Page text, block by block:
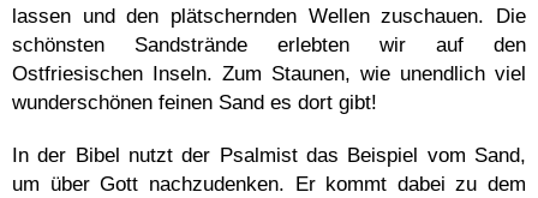
lassen und den plätschernden Wellen zuschauen. Die
schönsten Sandstrände erlebten wir auf den
Ostfriesischen Inseln. Zum Staunen, wie unendlich viel
wunderschönen feinen Sand es dort gibt!
In der Bibel nutzt der Psalmist das Beispiel vom Sand,
um über Gott nachzudenken. Er kommt dabei zu dem